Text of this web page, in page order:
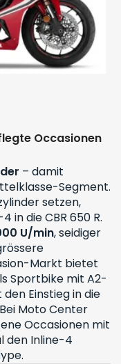
Occasionen
– damit
Segment.
setzen,
in die CBR 650 R.
U/min, seidiger
Markt bietet
Sportbike mit A2-
den Einstieg in die
Moto Center
Occasionen mit
den Inline-4